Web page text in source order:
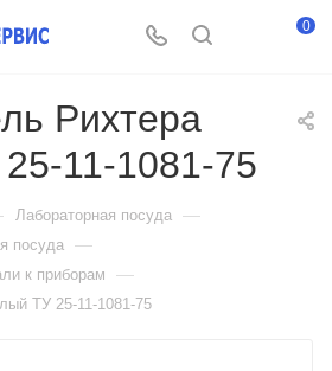
0
Рихтера
11-1081-75
Лабораторная посуда —
посуда —
к приборам —
ТУ 25-11-1081-75